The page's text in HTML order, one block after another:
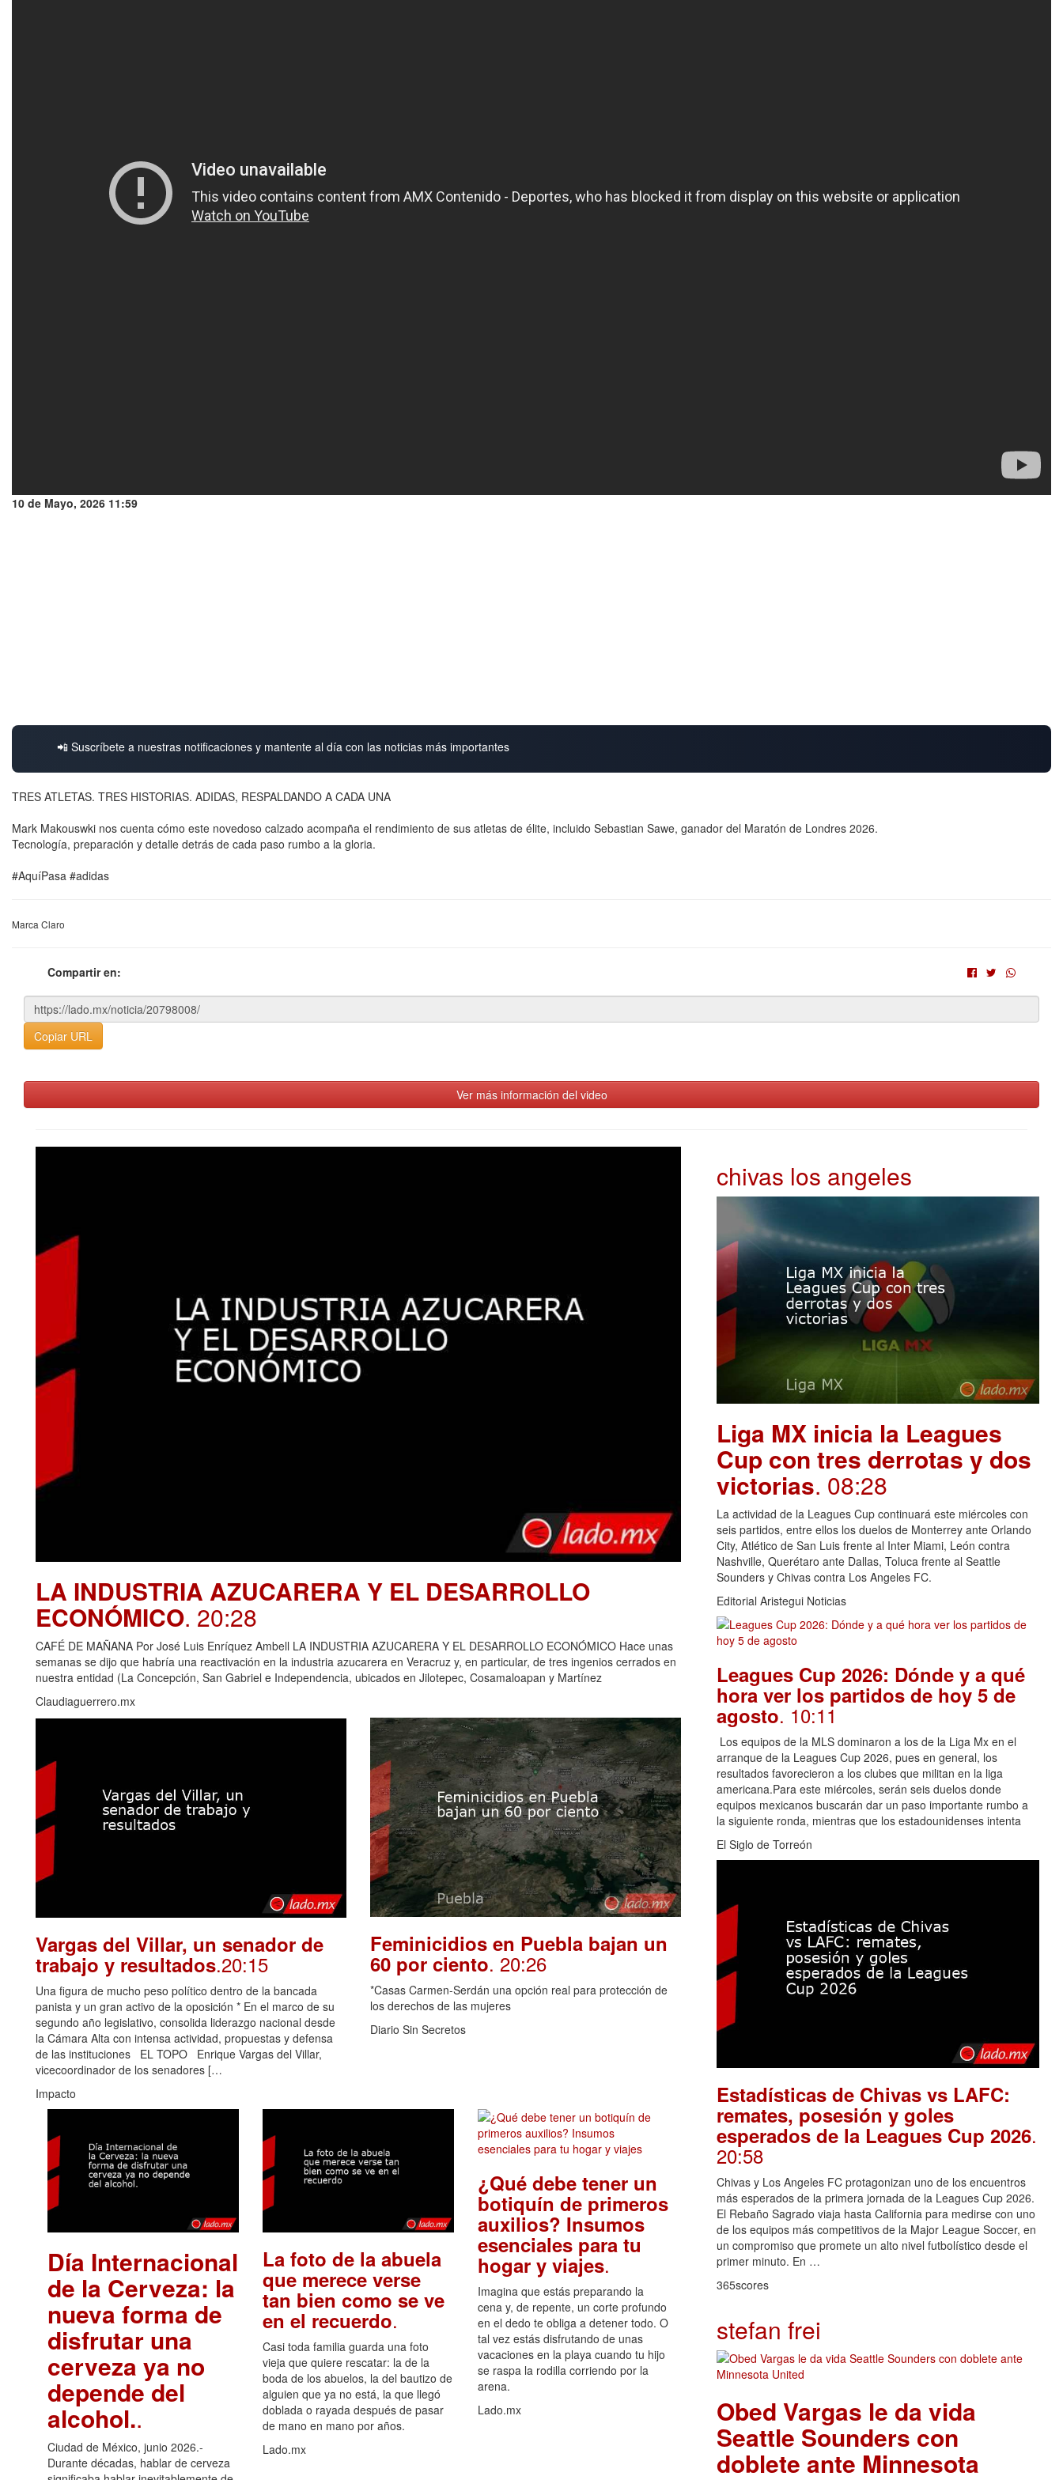
10 de Mayo, 2026 11:59
📲 Suscríbete a nuestras notificaciones y mantente al día con las noticias más importantes
TRES ATLETAS. TRES HISTORIAS. ADIDAS, RESPALDANDO A CADA UNA
Mark Makouswki nos cuenta cómo este novedoso calzado acompaña el rendimiento de sus atletas de élite, incluido Sebastian Sawe, ganador del Maratón de Londres 2026.
Tecnología, preparación y detalle detrás de cada paso rumbo a la gloria.
#AquíPasa #adidas
Marca Claro
Compartir en:
Copiar URL
Ver más información del video
LA INDUSTRIA AZUCARERA Y EL DESARROLLO
ECONÓMICO. 20:28
CAFÉ DE MAÑANA Por José Luis Enríquez Ambell LA INDUSTRIA AZUCARERA Y EL DESARROLLO ECONÓMICO Hace unas
semanas se dijo que habría una reactivación en la industria azucarera en Veracruz y, en particular, de tres ingenios cerrados en
nuestra entidad (La Concepción, San Gabriel e Independencia, ubicados en Jilotepec, Cosamaloapan y Martínez
Claudiaguerrero.mx
Vargas del Villar, un senador de
trabajo y resultados.20:15
Una figura de mucho peso político dentro de la bancada
panista y un gran activo de la oposición * En el marco de su
segundo año legislativo, consolida liderazgo nacional desde
la Cámara Alta con intensa actividad, propuestas y defensa
de las instituciones EL TOPO Enrique Vargas del Villar,
vicecoordinador de los senadores […
Impacto
Feminicidios en Puebla bajan un
60 por ciento. 20:26
*Casas Carmen-Serdán una opción real para protección de
los derechos de las mujeres
Diario Sin Secretos
Día Internacional
de la Cerveza: la
nueva forma de
disfrutar una
cerveza ya no
depende del
alcohol..
Ciudad de México, junio 2026.-
Durante décadas, hablar de cerveza
La foto de la abuela
que merece verse
tan bien como se ve
en el recuerdo.
Casi toda familia guarda una foto
vieja que quiere rescatar: la de la
boda de los abuelos, la del bautizo de
alguien que ya no está, la que llegó
doblada o rayada después de pasar
de mano en mano por años.
Lado.mx
¿Qué debe tener un
botiquín de primeros
auxilios? Insumos
esenciales para tu
hogar y viajes.
Imagina que estás preparando la
cena y, de repente, un corte profundo
en el dedo te obliga a detener todo. O
tal vez estás disfrutando de unas
vacaciones en la playa cuando tu hijo
se raspa la rodilla corriendo por la
arena.
Lado.mx
chivas los angeles
Liga MX inicia la Leagues
Cup con tres derrotas y dos
victorias. 08:28
La actividad de la Leagues Cup continuará este miércoles con
seis partidos, entre ellos los duelos de Monterrey ante Orlando
City, Atlético de San Luis frente al Inter Miami, León contra
Nashville, Querétaro ante Dallas, Toluca frente al Seattle
Sounders y Chivas contra Los Angeles FC.
Editorial Aristegui Noticias
Leagues Cup 2026: Dónde y a qué
hora ver los partidos de hoy 5 de
agosto. 10:11
Los equipos de la MLS dominaron a los de la Liga Mx en el
arranque de la Leagues Cup 2026, pues en general, los
resultados favorecieron a los clubes que militan en la liga
americana.Para este miércoles, serán seis duelos donde
equipos mexicanos buscarán dar un paso importante rumbo a
la siguiente ronda, mientras que los estadounidenses intenta
El Siglo de Torreón
Estadísticas de Chivas vs LAFC:
remates, posesión y goles
esperados de la Leagues Cup 2026.
20:58
Chivas y Los Angeles FC protagonizan uno de los encuentros
más esperados de la primera jornada de la Leagues Cup 2026.
El Rebaño Sagrado viaja hasta California para medirse con uno
de los equipos más competitivos de la Major League Soccer, en
un compromiso que promete un alto nivel futbolístico desde el
primer minuto. En …
365scores
stefan frei
Obed Vargas le da vida
Seattle Sounders con
doblete ante Minnesota